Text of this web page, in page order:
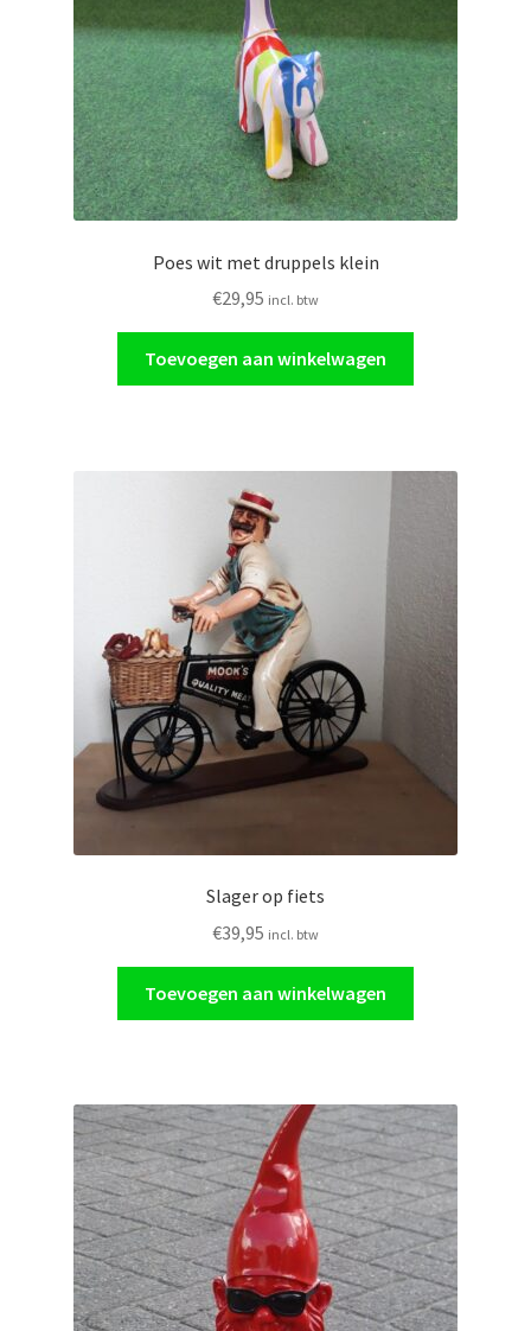
Poes wit met druppels klein
€29,95 incl. btw
Toevoegen aan winkelwagen
Slager op fiets
€39,95 incl. btw
Toevoegen aan winkelwagen